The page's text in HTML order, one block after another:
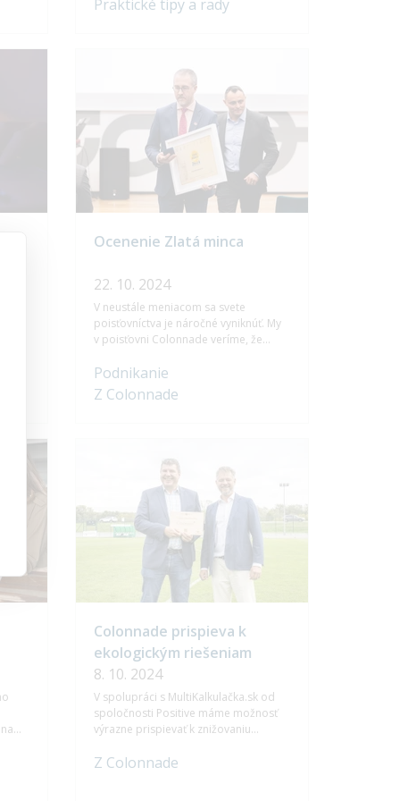
formy, platnosť a ako si ju môžete
Praktické tipy a rady
Ocenenie Zlatá minca
22. 10. 2024
V neustále meniacom sa svete
poisťovníctva je náročné vyniknúť. My
v poisťovni Colonnade veríme, že
produkty, individuálny prístup ku
klientom a stabilita. Sledujeme vývoj
poistného trhu a aktívne reagujeme na
Podnikanie
Z Colonnade
Colonnade prispieva k
ekologickým riešeniam
8. 10. 2024
V spolupráci s MultiKalkulačka.sk od
spoločnosti Positive máme možnosť
výrazne prispievať k znižovaniu
trištvrte roka 2024 sme vďaka
Z Colonnade